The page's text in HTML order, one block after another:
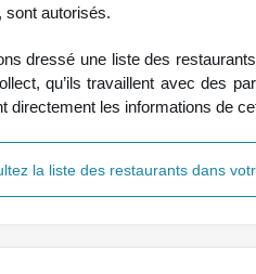
sont autorisés.
dressé une liste des
qu’ils travaillent avec des
directement les informations de
la liste des restaurants dans